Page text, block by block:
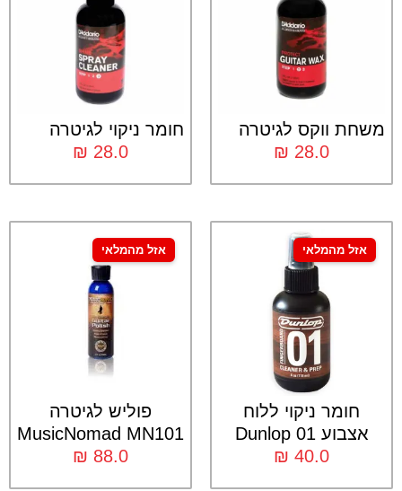
משחת ווקס לגיטרה
₪ 28.0
חומר ניקוי לגיטרה
₪ 28.0
אזל מהמלאי
חומר ניקוי ללוח
אצבוע Dunlop 01
₪ 40.0
אזל מהמלאי
פוליש לגיטרה
MusicNomad MN101
₪ 88.0